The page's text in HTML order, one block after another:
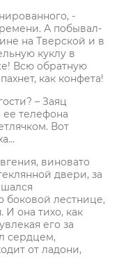
-
А побывал-
на Тверской и в
куклу в
Всю обратную
как конфета!
– Заяц
ее телефона
Вот
виновато
двери, за
лестнице,
И она тихо, как
его за
сердцем,
от ладони,